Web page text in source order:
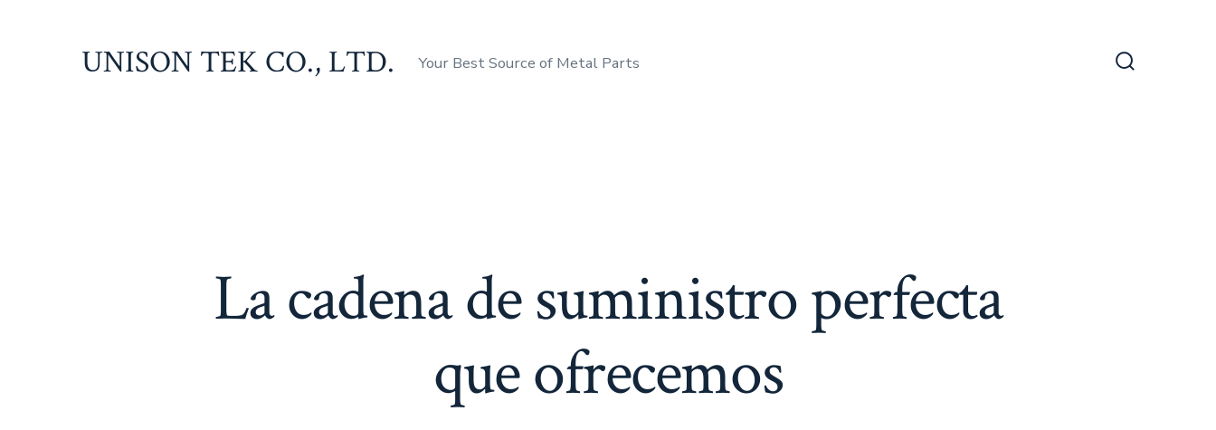
UNISON TEK CO., LTD. Your Best Source of Metal Parts
La cadena de suministro perfecta
que ofrecemos